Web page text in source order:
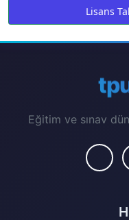
Lisans
Eğitim ve sınav